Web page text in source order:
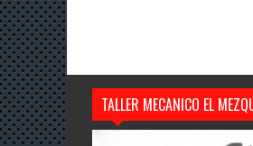
TALLER MECANICO EL